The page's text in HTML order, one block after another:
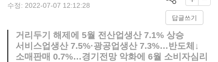
수정: 2022-07-07 12:12:28
답글쓰기
거리두기 해제에 5월 전산업생산 7.1% 상승
서비스업생산 7.5%·광공업생산 7.3%…반도체↓
소매판매 0.7%…경기전망 악화에 6월 소비자심리